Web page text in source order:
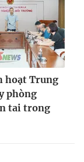
hoạt Trung
phòng
tai trong